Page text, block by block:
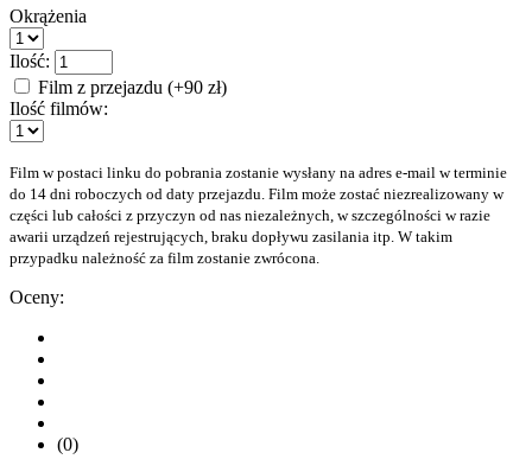
Okrążenia
Ilość:
Film z przejazdu (+90 zł)
Ilość filmów:
Film w postaci linku do pobrania zostanie wysłany na adres e-mail w terminie
do 14 dni roboczych od daty przejazdu. Film może zostać niezrealizowany w
części lub całości z przyczyn od nas niezależnych, w szczególności w razie
awarii urządzeń rejestrujących, braku dopływu zasilania itp. W takim
przypadku należność za film zostanie zwrócona.
Oceny:
(0)